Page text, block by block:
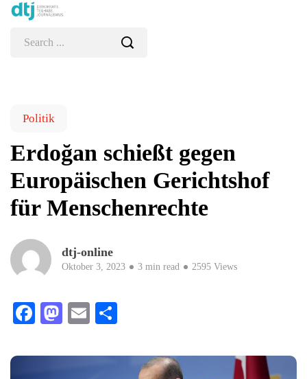
Politik
Erdoğan schießt gegen
Europäischen Gerichtshof
für Menschenrechte
dtj-online
Oktober 3, 2023 3 min read 2595 Views
Facebook
Mastodon
Email